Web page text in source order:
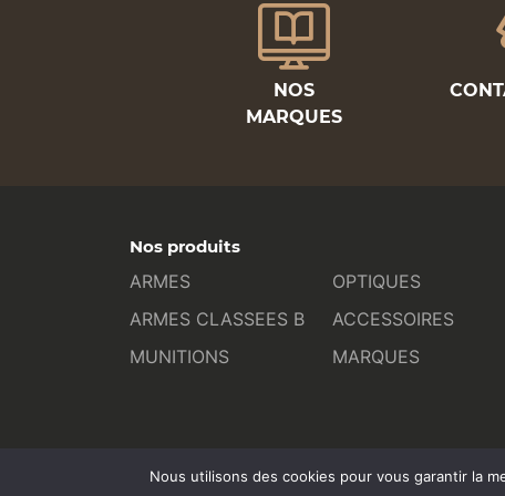
NOS
MARQUES
Nos produits
ARMES
ARMES CLASSEES B
MUNITIONS
OPTIQUES
ACCESSOIRES
MARQUES
Nous utilisons des cookies pour vous garantir la